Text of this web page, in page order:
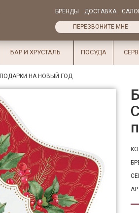
БРЕНДЫ ДОСТАВКА
ПЕРЕЗВОНИТЕ МНЕ
БАР И ХРУСТАЛЬ ПОСУДА
ПОДАРКИ НА НОВЫЙ ГОД